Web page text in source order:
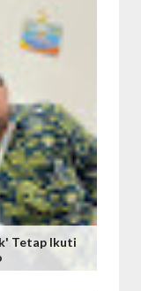
Tetap Ikuti